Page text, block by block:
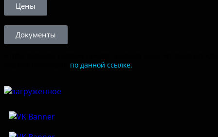
Цены
Документы
по данной ссылке.